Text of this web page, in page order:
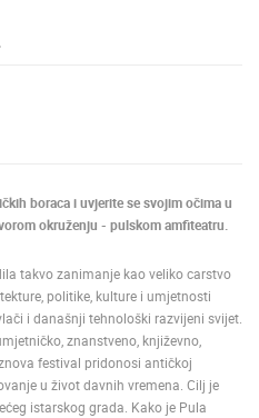
boraca i uvjerite se svojim očima u
okruženju - pulskom amfiteatru.
takvo zanimanje kao veliko carstvo
politike, kulture i umjetnosti
i današnji tehnološki razvijeni svijet.
znanstveno, književno,
festival pridonosi antičkoj
u život davnih vremena. Cilj je
istarskog grada. Kako je Pula